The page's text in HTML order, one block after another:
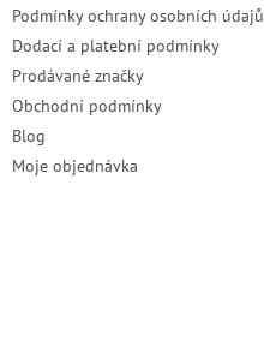
Podmínky ochrany osobních údajů
Dodací a platební podmínky
Prodávané značky
Obchodní podmínky
Blog
Moje objednávka